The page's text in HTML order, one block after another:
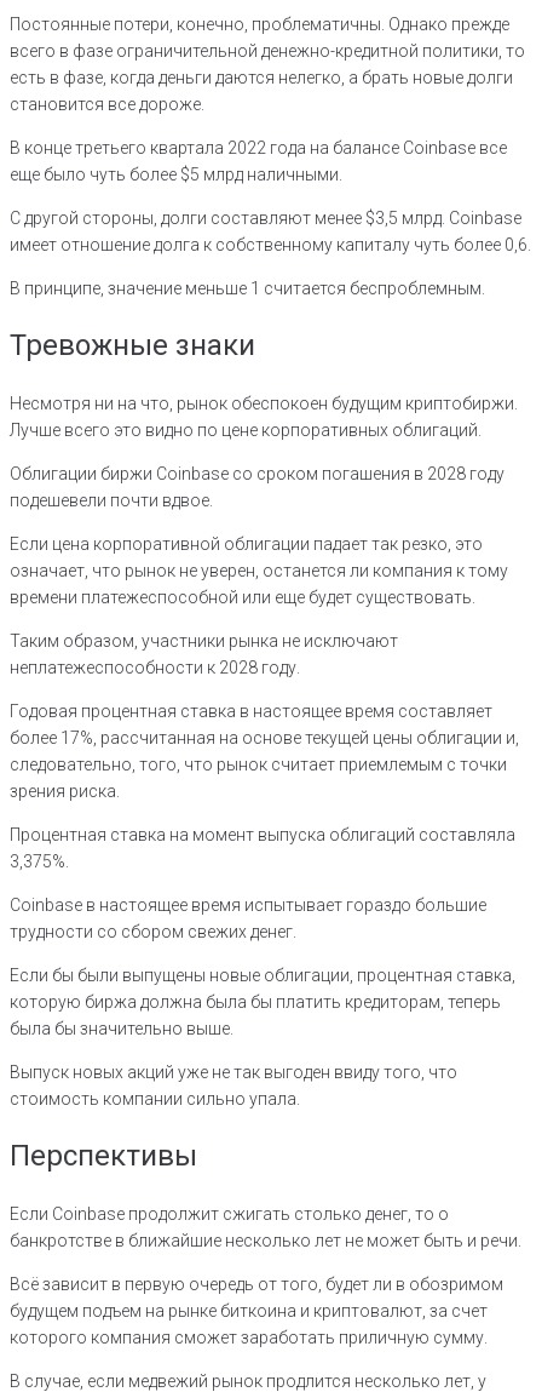
Постоянные потери, конечно, проблематичны. Однако прежде
всего в фазе ограничительной денежно-кредитной политики, то
есть в фазе, когда деньги даются нелегко, а брать новые долги
становится все дороже.
В конце третьего квартала 2022 года на балансе Coinbase все
еще было чуть более $5 млрд наличными.
С другой стороны, долги составляют менее $3,5 млрд. Coinbase
имеет отношение долга к собственному капиталу чуть более 0,6.
В принципе, значение меньше 1 считается беспроблемным.
Тревожные знаки
Несмотря ни на что, рынок обеспокоен будущим криптобиржи.
Лучше всего это видно по цене корпоративных облигаций.
Облигации биржи Coinbase со сроком погашения в 2028 году
подешевели почти вдвое.
Если цена корпоративной облигации падает так резко, это
означает, что рынок не уверен, останется ли компания к тому
времени платежеспособной или еще будет существовать.
Таким образом, участники рынка не исключают
неплатежеспособности к 2028 году.
Годовая процентная ставка в настоящее время составляет
более 17%, рассчитанная на основе текущей цены облигации и,
следовательно, того, что рынок считает приемлемым с точки
зрения риска.
Процентная ставка на момент выпуска облигаций составляла
3,375%.
Coinbase в настоящее время испытывает гораздо большие
трудности со сбором свежих денег.
Если бы были выпущены новые облигации, процентная ставка,
которую биржа должна была бы платить кредиторам, теперь
была бы значительно выше.
Выпуск новых акций уже не так выгоден ввиду того, что
стоимость компании сильно упала.
Перспективы
Если Coinbase продолжит сжигать столько денег, то о
банкротстве в ближайшие несколько лет не может быть и речи.
Всё зависит в первую очередь от того, будет ли в обозримом
будущем подъем на рынке биткоина и криптовалют, за счет
которого компания сможет заработать приличную сумму.
В случае, если медвежий рынок продлится несколько лет, у